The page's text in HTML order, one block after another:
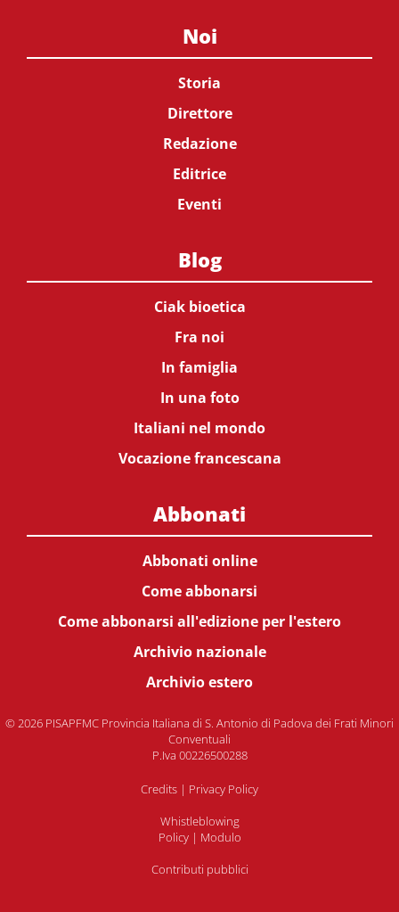
Noi
Storia
Direttore
Redazione
Editrice
Eventi
Blog
Ciak bioetica
Fra noi
In famiglia
In una foto
Italiani nel mondo
Vocazione francescana
Abbonati
Abbonati online
Come abbonarsi
Come abbonarsi all'edizione per l'estero
Archivio nazionale
Archivio estero
© 2026 PISAPFMC Provincia Italiana di S. Antonio di Padova dei Frati Minori
Conventuali
P.Iva 00226500288
Credits | Privacy Policy
Whistleblowing
Policy| Modulo
Contributi pubblici